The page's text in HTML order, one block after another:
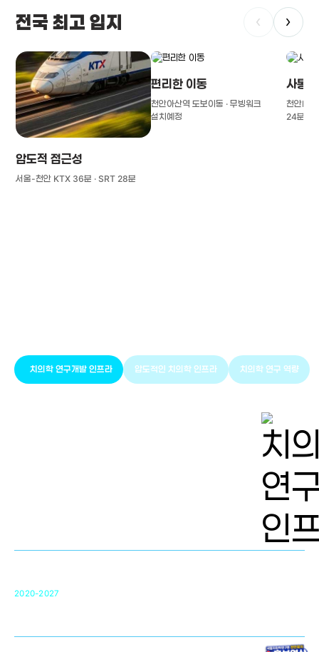
전국 최고 입지 ‹ ›
압도적 접근성
서울-천안 KTX 36분 · SRT 28분
편리한 이동
천안아산역 도보이동 · 무빙워크
설치예정
사통
천안IC(
24분
치의학 연구개발 인프라 압도적인 치의학 인프라 치의학 연구 역량
2020-2027